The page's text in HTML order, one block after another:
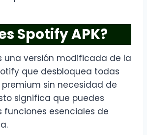
Spotify APK?
una versión modificada de la
que desbloquea todas
sin necesidad de
significa que puedes
funciones esenciales de